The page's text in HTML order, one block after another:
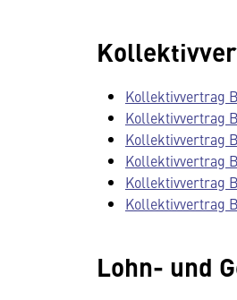
Kollektivvertrag
Kollektivvertrag
Kollektivvertrag
Kollektivvertrag
Kollektivvertrag
Kollektivvertrag
Lohn- und